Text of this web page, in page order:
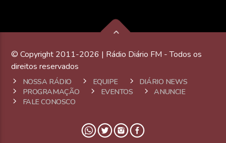
© Copyright 2011-2026 | Rádio Diário FM - Todos os
direitos reservados
NOSSA RÁDIO EQUIPE
DIÁRIO NEWS
PROGRAMAÇÃO
EVENTOS
ANUNCIE
FALE CONOSCO